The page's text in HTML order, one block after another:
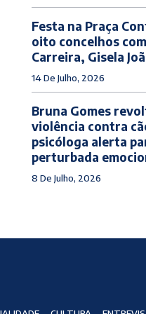
Festa na Praça
oito concelhos
Carreira, Gisela
14 De Julho, 2026
Bruna Gomes
violência contra
psicóloga alerta
perturbada
8 De Julho, 2026